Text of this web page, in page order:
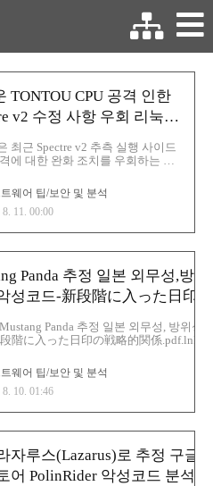
TONTOU CPU 공격 인한
v2 수정 사항 우회 리눅스
최근 Spectre v2 추측 실행 사이드
에 대한 완화 조치를 우회하는 방
는 익스플로잇을 개발이번 방법은
기를 정화하거나 격리하는 방식에
AMD 및 인텔 프로세서의 Spectre
BTI(Branch Target Injection)라고
스펙터 계열 취약점의 변종 입니
격은 프로세서의 간접 분기 예측
하여 간접 분기의 대상을 잘못 예
함으로써 공격자가 조작한 코드 경로
투기적 실행이 이루어지도록 유도최
서는 분기 예측을 통해 가장 가능
실행 경로를 추측하고 분기 결과가
웨어 팁/보안 및 분석
8. 11. 00:00
Panda 추정 일본 외무성,방
성코드-新段階に入った日印
Panda 추정 일본 외무성, 방위성
階に入った日印の戦略的関係.pdf.lnk
통한 대중국 견제 움직임을 주시하는 것
た日印の戦略的関係.pdf.lnk사이즈:1
으로 보고 추축을 하면 공격 대상은 다
웨어 팁/보안 및 분석
8. 10. 01:46
자루스(Lazarus)로 추정 구글
어 PolinRider 악성코드 분석-